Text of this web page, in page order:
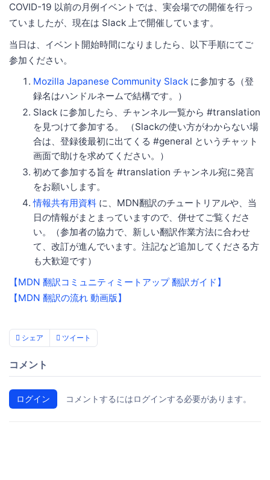
COVID-19 以前の月例イベントでは、実会場での開催を行っ
ていましたが、現在は Slack 上で開催しています。
当日は、イベント開始時間になりましたら、以下手順にてご
参加ください。
Mozilla Japanese Community Slack に参加する（登
録名はハンドルネームで結構です。）
Slack に参加したら、チャンネル一覧から #translation
を見つけて参加する。 （Slackの使い方がわからない場
合は、登録後最初に出てくる #general というチャット
画面で助けを求めてください。）
初めて参加する旨を #translation チャンネル宛に発言
をお願いします。
情報共有用資料 に、MDN翻訳のチュートリアルや、当
日の情報がまとまっていますので、併せてご覧くださ
い。（参加者の協力で、新しい翻訳作業方法に合わせ
て、改訂が進んでいます。注記など追加してくださる方
も大歓迎です）
【MDN 翻訳コミュニティミートアップ 翻訳ガイド】
【MDN 翻訳の流れ 動画版】
シェア ツイート
コメント
ログイン コメントするにはログインする必要があります。